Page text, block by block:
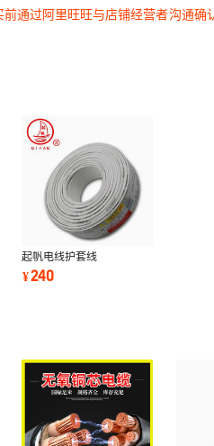
通过阿里旺旺与店铺经营者沟通
起帆电线护套线
BVVB2*2.5 BVV2*4
3*2.5两芯三线护套线家装
¥240